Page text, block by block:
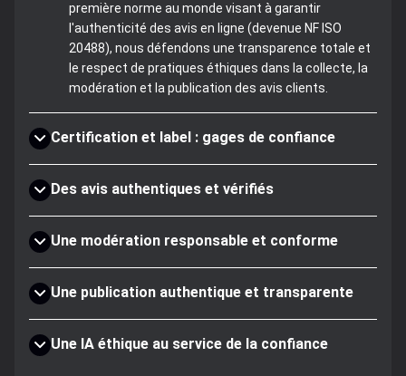
première norme au monde visant à garantir
l'authenticité des avis en ligne (devenue NF ISO
20488), nous défendons une transparence totale et
le respect de pratiques éthiques dans la collecte, la
modération et la publication des avis clients.
Certification et label : gages de confiance
Des avis authentiques et vérifiés
Une modération responsable et conforme
Une publication authentique et transparente
Une IA éthique au service de la confiance